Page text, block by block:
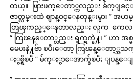
တယ္။ ဖြားဖက္ေတာ္ကလည္း ခ်က္ျခင္
ဇာတ္လမ္းထဲ ဈာန္ဝင္ေနတုန္းမွာ၊ ” အဟ
တြၾကည့္ေနတာလည္း လူက ကေလး
“ ကြၽန္ေတာ္လည္း ရွက္ရွက္နဲ႔၊ ” ဟာ
မေပးနဲ႔ဗ်ာ ၿပီးေတာ့ ကြၽန္ေတာ့္အ
ႏွစ္ရွိၿပီ “ မ်က္ႏွာေအာက္ခ်ၿပီး ျပန္ေ